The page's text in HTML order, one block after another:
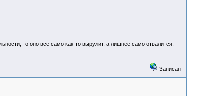
то оно всё само как-то вырулит, а лишнее само отвалится.
Записан